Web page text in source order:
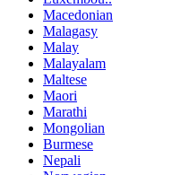
Macedonian
Malagasy
Malay
Malayalam
Maltese
Maori
Marathi
Mongolian
Burmese
Nepali